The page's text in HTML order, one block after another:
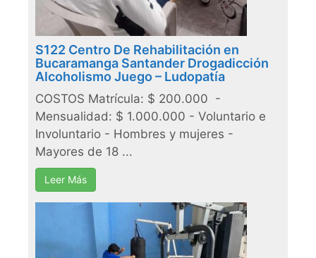
S122 Centro De Rehabilitación en
Bucaramanga Santander Drogadicción
Alcoholismo Juego – Ludopatía
COSTOS Matrícula: $ 200.000 -
Mensualidad: $ 1.000.000 - Voluntario e
Involuntario - Hombres y mujeres -
Mayores de 18 ...
Leer Más